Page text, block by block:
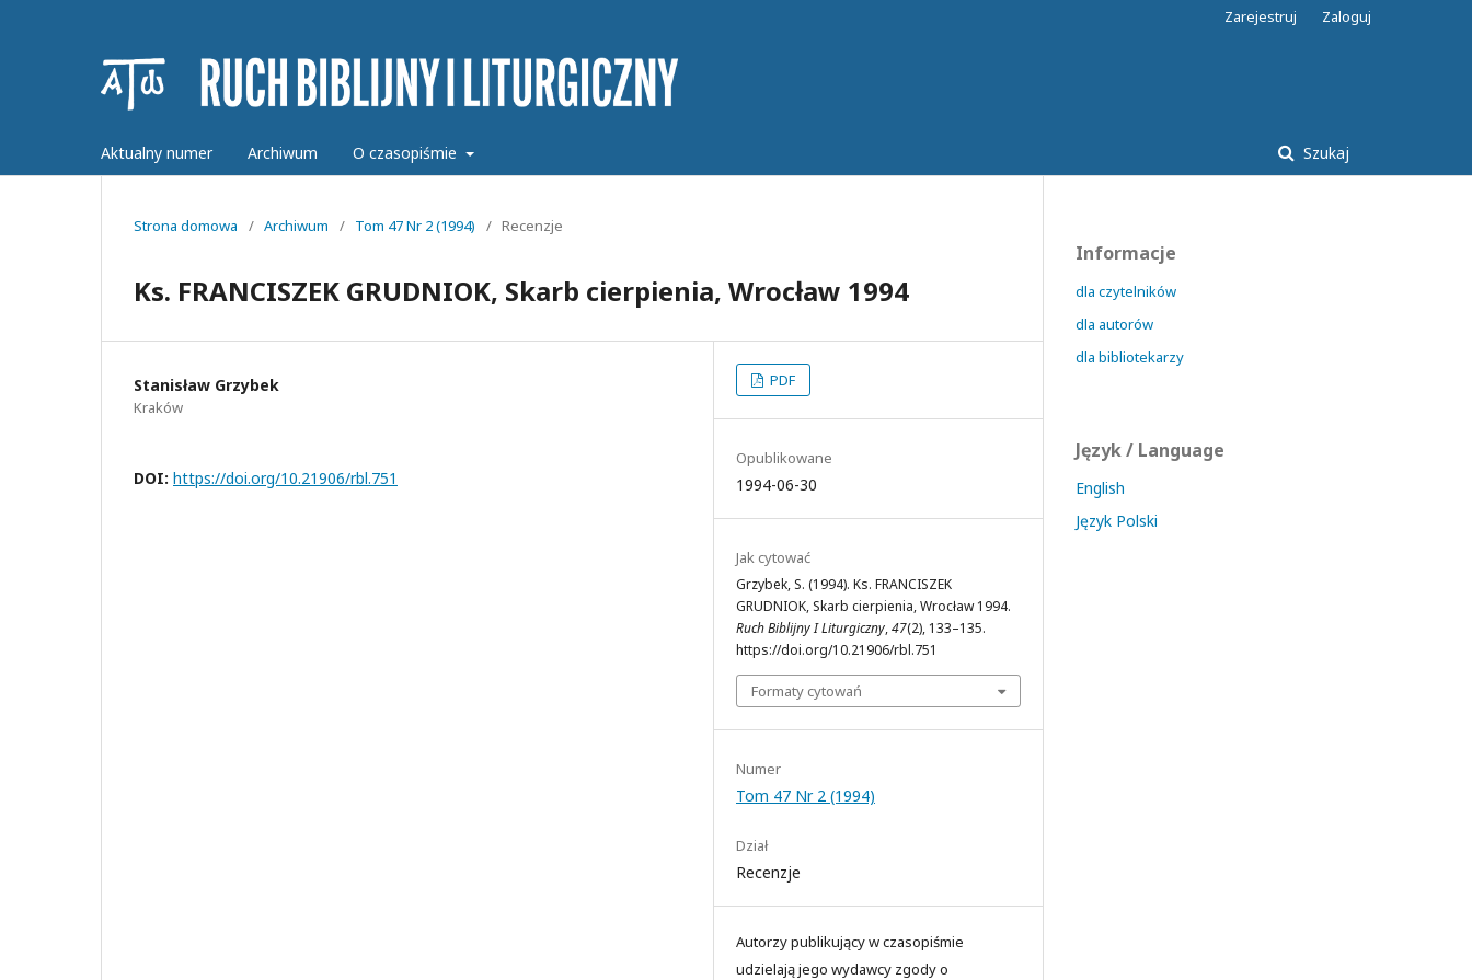
Aktualny numer Archiwum O czasopiśmie Szukaj
Zarejestruj Zaloguj
Strona domowa / Archiwum / Tom 47 Nr 2 (1994) / Recenzje
Ks. FRANCISZEK GRUDNIOK, Skarb cierpienia, Wrocław 1994
Stanisław Grzybek
Kraków
DOI: https://doi.org/10.21906/rbl.751
PDF
Opublikowane
1994-06-30
Jak cytować
Grzybek, S. (1994). Ks. FRANCISZEK
GRUDNIOK, Skarb cierpienia, Wrocław 1994.
Ruch Biblijny I Liturgiczny,47(2), 133–135.
https://doi.org/10.21906/rbl.751
Formaty cytowań
Numer
Tom 47 Nr 2 (1994)
Dział
Recenzje
Autorzy publikujący w czasopiśmie
udzielają jego wydawcy zgody o
Informacje
dla czytelników
dla autorów
dla bibliotekarzy
Język / Language
English
Język Polski